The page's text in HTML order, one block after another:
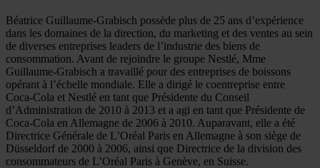
Béatrice Guillaume-Grabisch possède plus de 25 ans d’expérience
dans les domaines de la direction, du marketing et des ventes au sein
de diverses entreprises leaders de l’industrie des biens de
consommation. Avant de rejoindre le groupe Nestlé, Mme
Guillaume-Grabisch a travaillé pour des entreprises de boissons
opérant à l’échelle mondiale. Elle a dirigé le coentreprise entre
Coca-Cola et Nestlé en tant que Présidente du Conseil
d’Administration de 2010 à 2013 et a agi en tant que Présidente de
Coca-Cola en Allemagne de 2006 à 2010. Auparavant, elle a été
Directrice Générale de L’Oréal Paris en Allemagne à son siège de
Düsseldorf de 2000 à 2006, ainsi que Directrice de la division des
consommateurs de L’Oréal Paris à Genève, en Suisse.